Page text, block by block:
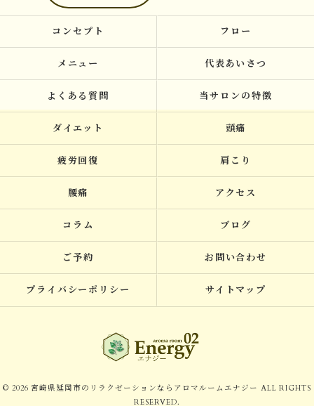
コンセプト フロー
メニュー 代表あいさつ
よくある質問 当サロンの特徴
ダイエット 頭痛
疲労回復 肩こり
腰痛 アクセス
コラム ブログ
ご予約 お問い合わせ
プライバシーポリシー サイトマップ
© 2026 宮崎県延岡市のリラクゼーションならアロマルームエナジー ALL RIGHTS
RESERVED.